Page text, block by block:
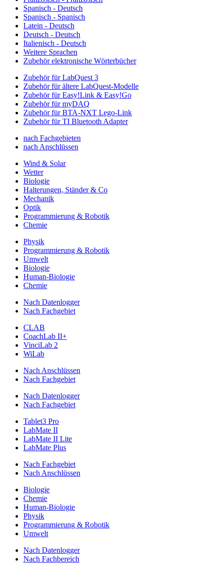
Spanisch - Deutsch
Spanisch - Spanisch
Latein - Deutsch
Deutsch - Deutsch
Italienisch - Deutsch
Weitere Sprachen
Zubehör elektronische Wörterbücher
Zubehör für LabQuest 3
Zubehör für ältere LabQuest-Modelle
Zubehör für Easy!Link & Easy!Go
Zubehör für myDAQ
Zubehör für BTA-NXT Lego-Link
Zubehör für TI Bluetooth Adapter
nach Fachgebieten
nach Anschlüssen
Wind & Solar
Wetter
Biologie
Halterungen, Ständer & Co
Mechanik
Optik
Programmierung & Robotik
Chemie
Physik
Programmierung & Robotik
Umwelt
Biologie
Human-Biologie
Chemie
Nach Datenlogger
Nach Fachgebiet
CLAB
CoachLab II+
VinciLab 2
WiLab
Nach Anschlüssen
Nach Fachgebiet
Nach Datenlogger
Nach Fachgebiet
Tablet3 Pro
LabMate II
LabMate II Lite
LabMate Plus
Nach Fachgebiet
Nach Anschlüssen
Biologie
Chemie
Human-Biologie
Physik
Programmierung & Robotik
Umwelt
Nach Datenlogger
Nach Fachbereich